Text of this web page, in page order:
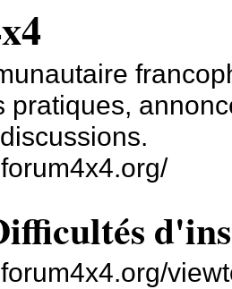
pratiques,